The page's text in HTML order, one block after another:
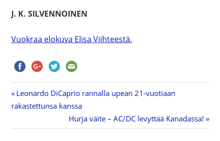
J. K. SILVENNOINEN
Vuokraa elokuva Elisa Viihteestä.
Artikkelien
selaus
Previous
Post:
Leonardo DiCaprio rannalla upean 21-vuotiaan
rakastettunsa kanssa
Next
Post:
Hurja väite – AC/DC levyttää Kanadassa!